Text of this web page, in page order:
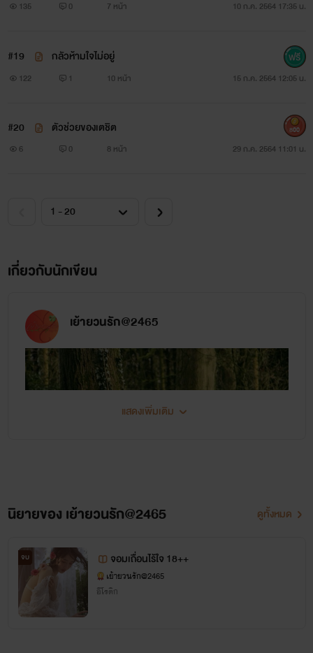
135 0 7 หน้า 10 ก.ค. 2564 17:35 น.
#19 กลัวห้ามใจไม่อยู่
122 1 10 หน้า 15 ก.ค. 2564 12:05 น.
#20 ตัวช่วยของเตชิต
6 0 8 หน้า 29 ก.ค. 2564 11:01 น.
800
เกี่ยวกับนักเขียน
เย้ายวนรัก@2465
แสดงเพิ่มเติม
นิยายของ เย้ายวนรัก@2465 ดูทั้งหมด
จบ จอมเถื่อนไร้ใจ 18++
เย้ายวนรัก@2465
อีโรติก